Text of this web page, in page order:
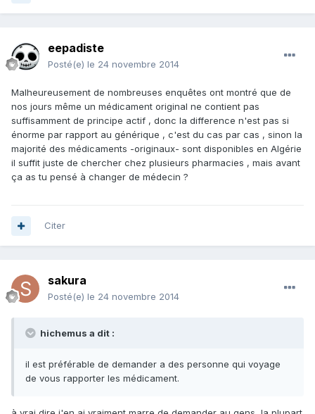
eepadiste
Posté(e) le 24 novembre 2014
Malheureusement de nombreuses enquêtes ont montré que de
nos jours même un médicament original ne contient pas
suffisamment de principe actif , donc la difference n'est pas si
énorme par rapport au générique , c'est du cas par cas , sinon la
majorité des médicaments -originaux- sont disponibles en Algérie
il suffit juste de chercher chez plusieurs pharmacies , mais avant
ça as tu pensé à changer de médecin ?
Citer
sakura
Posté(e) le 24 novembre 2014
hichemus a dit :
il est préférable de demander a des personne qui voyage
de vous rapporter les médicament.